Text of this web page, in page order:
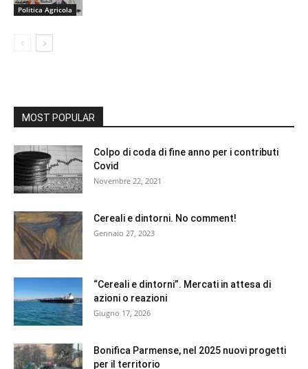
Politica Agricola
MOST POPULAR
Colpo di coda di fine anno per i contributi
Covid
Novembre 22, 2021
Cereali e dintorni. No comment!
Gennaio 27, 2023
“Cereali e dintorni”. Mercati in attesa di
azioni o reazioni
Giugno 17, 2026
Bonifica Parmense, nel 2025 nuovi progetti
per il territorio